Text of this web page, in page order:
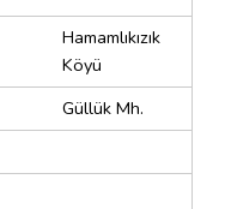
Hamamlıkızık
Köyü
Güllük Mh.